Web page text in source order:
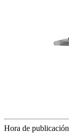
Hora de